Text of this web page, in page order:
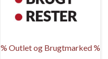
% Outlet og Brugtmarked %